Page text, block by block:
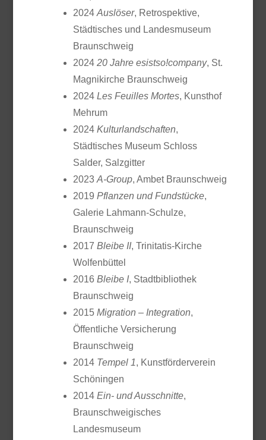
2024 Auslöser, Retrospektive,
Städtisches und Landesmuseum
Braunschweig
2024 20 Jahre esistso!company, St.
Magnikirche Braunschweig
2024 Les Feuilles Mortes, Kunsthof
Mehrum
2024 Kulturlandschaften,
Städtisches Museum Schloss
Salder, Salzgitter
2023 A-Group, Ambet Braunschweig
2019 Pflanzen und Fundstücke,
Galerie Lahmann-Schulze,
Braunschweig
2017 Bleibe II, Trinitatis-Kirche
Wolfenbüttel
2016 Bleibe I, Stadtbibliothek
Braunschweig
2015 Migration – Integration,
Öffentliche Versicherung
Braunschweig
2014 Tempel 1, Kunstförderverein
Schöningen
2014 Ein- und Ausschnitte,
Braunschweigisches
Landesmuseum